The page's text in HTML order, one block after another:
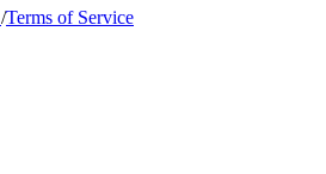
/Terms of Service